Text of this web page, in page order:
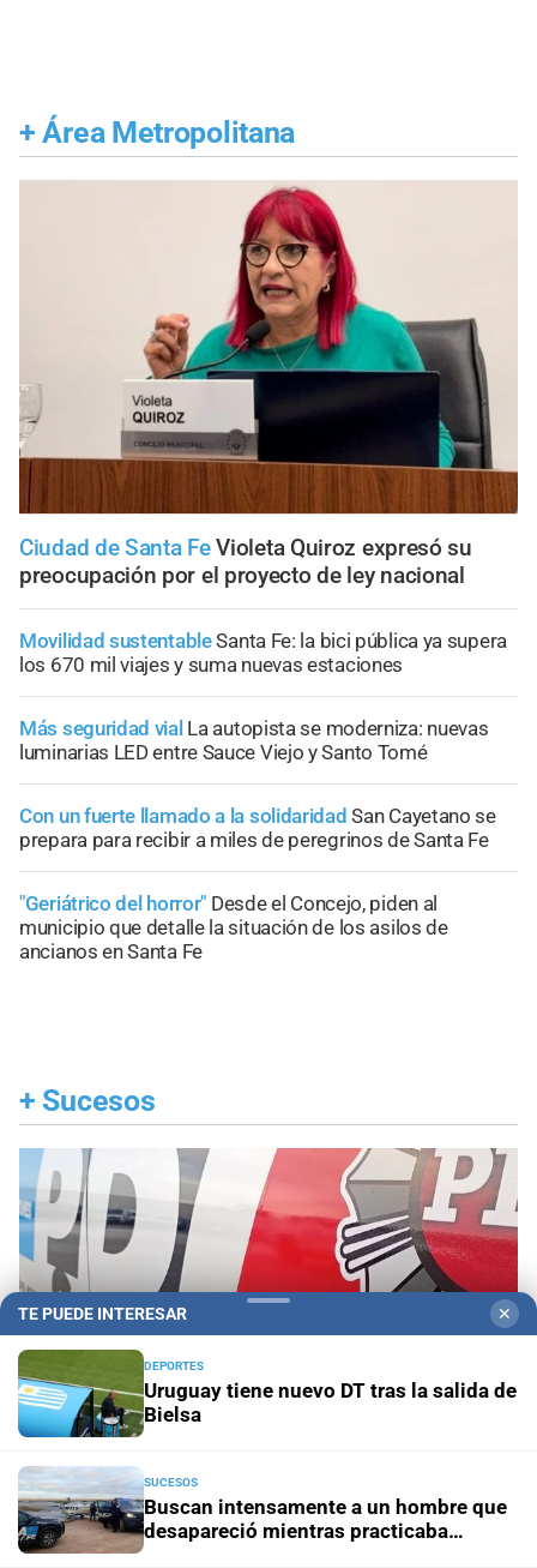
+ Área Metropolitana
Ciudad de Santa Fe Violeta Quiroz expresó su
preocupación por el proyecto de ley nacional
Movilidad sustentableSanta Fe: la bici pública ya supera
los 670 mil viajes y suma nuevas estaciones
Más seguridad vial La autopista se moderniza: nuevas
luminarias LED entre Sauce Viejo y Santo Tomé
Con un fuerte llamado a la solidaridad San Cayetano se
prepara para recibir a miles de peregrinos de Santa Fe
"Geriátrico del horror" Desde el Concejo, piden al
municipio que detalle la situación de los asilos de
ancianos en Santa Fe
+ Sucesos
Santa Fe Un hombre fue ejecutado de un tiro en la
espalda en la zona noroeste de la ciudad
TE PUEDE INTERESAR ✕
DEPORTES
Uruguay tiene nuevo DT tras la salida de
Bielsa
SUCESOS
Buscan intensamente a un hombre que
desapareció mientras practicaba